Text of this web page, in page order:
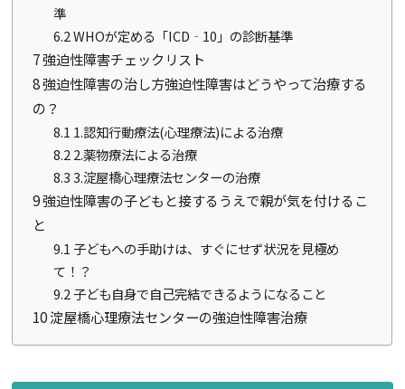
準
6.2WHOが定める「ICD‐10」の診断基準
7強迫性障害チェックリスト
8強迫性障害の治し方強迫性障害はどうやって治療する
の？
8.1 1.認知行動療法(心理療法)による治療
8.2 2.薬物療法による治療
8.33.淀屋橋心理療法センターの治療
9強迫性障害の子どもと接するうえで親が気を付けるこ
と
9.1 子どもへの手助けは、すぐにせず状況を見極め
て！？
9.2子ども自身で自己完結できるようになること
10淀屋橋心理療法センターの強迫性障害治療